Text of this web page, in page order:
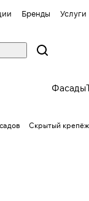
Бренды Услуги
Фасады
Скрытый